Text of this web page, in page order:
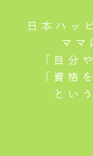
日本ハッ
ママ
「自分
「資格
とい